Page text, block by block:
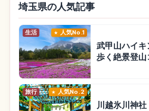
埼玉県の人気記事
生活 人気No.1
武甲山ハイ
歩く絶景登山
旅行 人気No.2
川越氷川神社